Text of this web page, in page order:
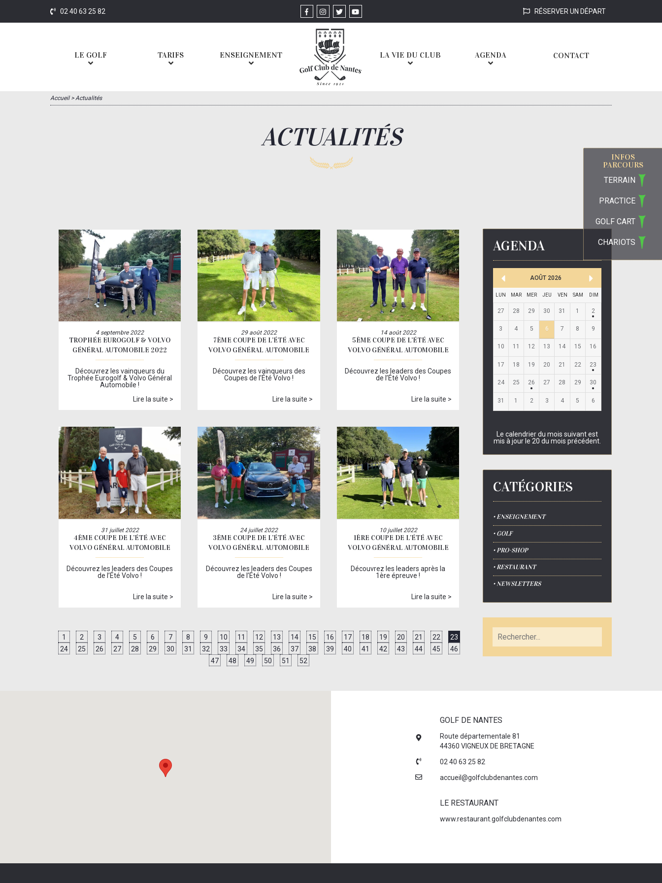
02 40 63 25 82 RÉSERVER UN DÉPART
LE GOLF TARIFS ENSEIGNEMENT LA VIE DU CLUB AGENDA CONTACT
INFOS
PARCOURS
TERRAIN
PRACTICE
GOLF CART
CHARIOTS
Accueil>Actualités
ACTUALITÉS
4 septembre 2022
TROPHÉE EUROGOLF & VOLVO
GÉNÉRAL AUTOMOBILE 2022
Découvrez les vainqueurs du
Trophée Eurogolf & Volvo Général
Automobile !
Lire la suite >
29 août 2022
7ÈME COUPE DE L’ÉTÉ AVEC
VOLVO GÉNÉRAL AUTOMOBILE
Découvrez les vainqueurs des
Coupes de l’Été Volvo !
Lire la suite >
14 août 2022
5ÈME COUPE DE L’ÉTÉ AVEC
VOLVO GÉNÉRAL AUTOMOBILE
Découvrez les leaders des Coupes
de l’Été Volvo !
Lire la suite >
31 juillet 2022
4ÈME COUPE DE L’ÉTÉ AVEC
VOLVO GÉNÉRAL AUTOMOBILE
Découvrez les leaders des Coupes
de l’Été Volvo !
Lire la suite >
24 juillet 2022
3ÈME COUPE DE L’ÉTÉ AVEC
VOLVO GÉNÉRAL AUTOMOBILE
Découvrez les leaders des Coupes
de l’Été Volvo !
Lire la suite >
10 juillet 2022
1ÈRE COUPE DE L’ÉTÉ AVEC
VOLVO GÉNÉRAL AUTOMOBILE
Découvrez les leaders après la
1ère épreuve !
Lire la suite >
1 2 3 4 5 6 7 8 9 10 11 12 13 14 15 16 17 18 19 20 21 22
23
24
25 26 27 28 29 30 31 32 33 34 35 36 37 38 39 40 41 42 43 44 45
46
47
48 49 50 51 52
AGENDA
AOÛT 2026
LUN MAR MER JEU VEN SAM DIM
27 28 29 30 31 1 2
3 4 5 6 7 8 9
10 11 12 13 14 15 16
17 18 19 20 21 22 23
24 25 26 27 28 29 30
31 1 2 3 4 5 6
Le calendrier du mois suivant est
mis à jour le 20 du mois précédent.
CATÉGORIES
• ENSEIGNEMENT
• GOLF
• PRO-SHOP
• RESTAURANT
• NEWSLETTERS
GOLF DE NANTES
Route départementale 81
44360 VIGNEUX DE BRETAGNE
02 40 63 25 82
accueil@golfclubdenantes.com
LE RESTAURANT
www.restaurant.golfclubdenantes.com